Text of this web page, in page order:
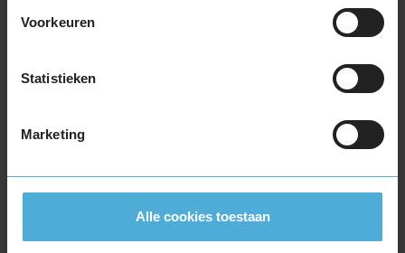
Voorkeuren
Statistieken
Marketing
Alle cookies toestaan
215/60R17 100V EXTRALOAD
225/45R17 94H EXTRALOAD